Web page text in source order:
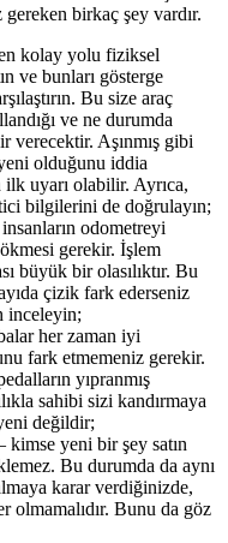
birkaç şey vardır.
kolay yolu fiziksel
ve bunları gösterge
Bu size araç
ve ne durumda
verecektir. Aşınmış gibi
olduğunu iddia
ilk uyarı olabilir. Ayrıca,
bilgilerini de doğrulayın;
odometreyi
gerekir. İşlem
büyük bir olasılıktır. Bu
çizik fark ederseniz
inceleyin;
her zaman iyi
fark etmemeniz gerekir.
yıpranmış
sahibi sizi kandırmaya
değildir;
kimse yeni bir şey satın
Bu durumda da aynı
karar verdiğinizde,
olmamalıdır. Bunu da göz